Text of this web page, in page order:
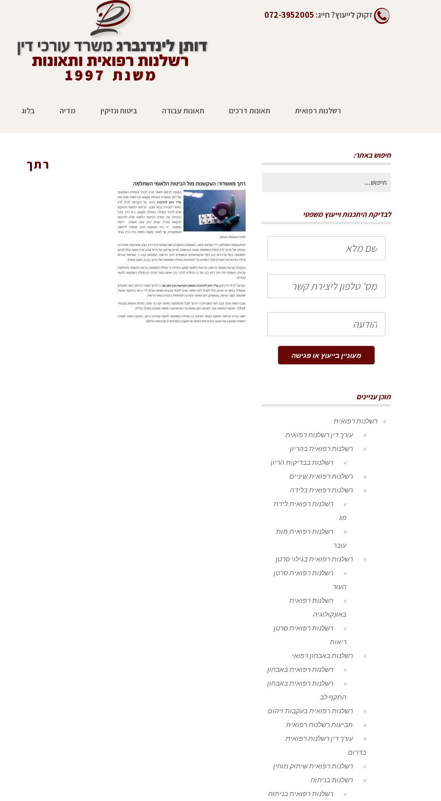
זקוק לייעוץ?חייג: 072-3952005
רשלנות רפואית תאונות דרכים תאונות עבודה ביטוח ונזיקין מדיה בלוג
רתך
חיפוש באתר:
חיפוש
לבדיקת היתכנות וייעוץ משפטי
שם
מלא
טלפון
הודעה
מעוניין בייעוץ או פגישה
תוכן עניינים
רשלנות רפואית
עורך דין רשלנות רפואית
רשלנות רפואית בהריון
רשלנות בבדיקות הריון
רשלנות רפואית שיניים
רשלנות רפואית בלידה
רשלנות רפואית לידת
פג
רשלנות רפואית מות
עובר
רשלנות רפואית בגילוי סרטן
רשלנות רפואית סרטן
העור
רשלנות רפואית
באונקולוגיה
רשלנות רפואית סרטן
ריאות
רשלנות באבחון רפואי
רשלנות רפואית באבחון
רשלנות רפואית באבחון
התקף לב
רשלנות רפואית בעקבות זיהום
תביעות רשלנות רפואית
עורך דין רשלנות רפואית
בדרום
רשלנות רפואית שיתוק מוחין
רשלנות בניתוח
רשלנות רפואית בניתוח